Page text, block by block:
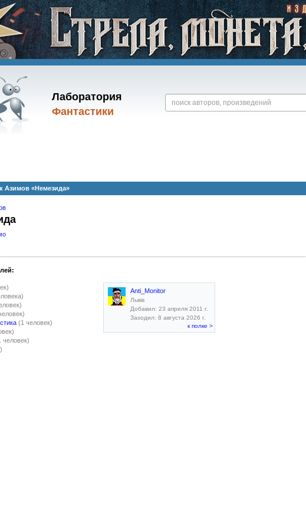
Лаборатория
Фантастики
Азимов «Немезида»
(1 человек)
человек)
Anti_Monitor
Львів
Добавил: 23 апреля 2011 г.
Заходил: 8 августа 2026 г.
к полке >